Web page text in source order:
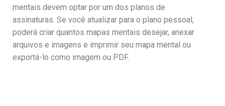
mentais devem optar por um dos planos de
assinaturas. Se você atualizar para o plano pessoal,
poderá criar quantos mapas mentais desejar, anexar
arquivos e imagens e imprimir seu mapa mental ou
exportá-lo como imagem ou PDF.